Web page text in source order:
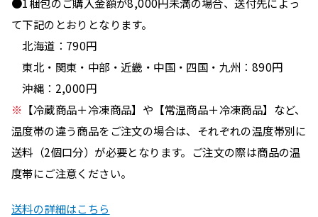
て下記のとおりとなります。
北海道：790円
東北・関東・中部・近畿・中国・四国・九州：890円
沖縄：2,000円
※ 【冷蔵商品＋冷凍商品】や【常温商品＋冷凍商品】など、
温度帯の違う商品をご注文の場合は、それぞれの温度帯別に
送料（2個口分）が必要となります。ご注文の際は商品の温
度帯にご注意ください。
送料の詳細はこちら